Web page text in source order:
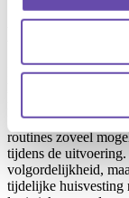
Minimale
In de puzzel van
huisvesting en
minimale overlast
Dankzij
routines zoveel
tijdens de
volgordelijkheid,
tijdelijke huisvesting